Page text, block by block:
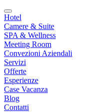
Hotel
Camere & Suite
SPA & Wellness
Meeting Room
Convezioni Aziendali
Servizi
Offerte
Esperienze
Case Vacanza
Blog
Contatti